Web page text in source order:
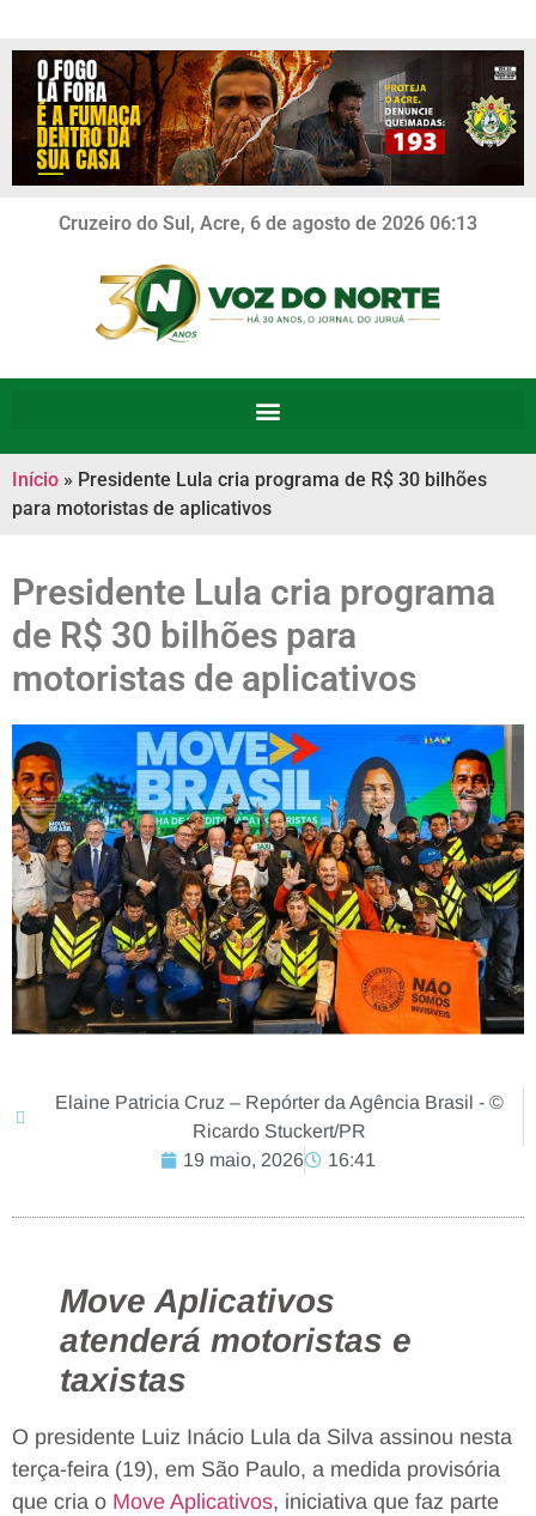
Cruzeiro do Sul, Acre, 6 de agosto de 2026 06:13
Início » Presidente Lula cria programa de R$ 30 bilhões
para motoristas de aplicativos
Presidente Lula cria programa
de R$ 30 bilhões para
motoristas de aplicativos
Elaine Patricia Cruz – Repórter da Agência Brasil - ©
Ricardo Stuckert/PR
19 maio, 2026
16:41
Move Aplicativos
atenderá motoristas e
taxistas
O presidente Luiz Inácio Lula da Silva assinou nesta
terça-feira (19), em São Paulo, a medida provisória
que cria o Move Aplicativos, iniciativa que faz parte